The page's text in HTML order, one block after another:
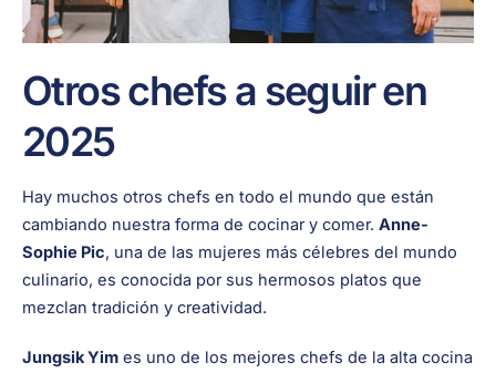
Otros chefs a seguir en
2025
Hay muchos otros chefs en todo el mundo que están
cambiando nuestra forma de cocinar y comer. Anne-
Sophie Pic, una de las mujeres más célebres del mundo
culinario, es conocida por sus hermosos platos que
mezclan tradición y creatividad.
Jungsik Yim es uno de los mejores chefs de la alta cocina